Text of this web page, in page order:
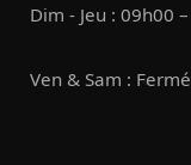
Dim - Jeu : 09h00
Ven & Sam : Fermé